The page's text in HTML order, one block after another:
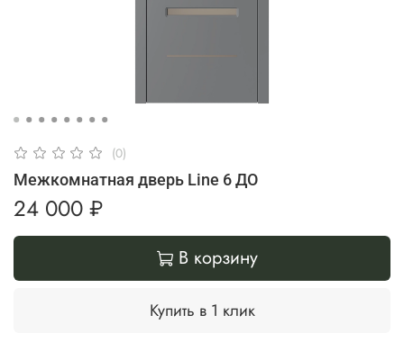
(0)
Межкомнатная дверь Line 6 ДО
24 000 ₽
В корзину
Купить в 1 клик